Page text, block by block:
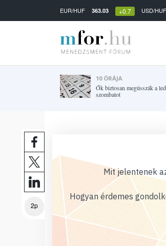
EUR/HUF 363.03 +0.7 USD/HUF
10 ÓRÁJA
Ők biztosan megússzák a
szombatot
2p
Mit jelentenek
Hogyan érdemes